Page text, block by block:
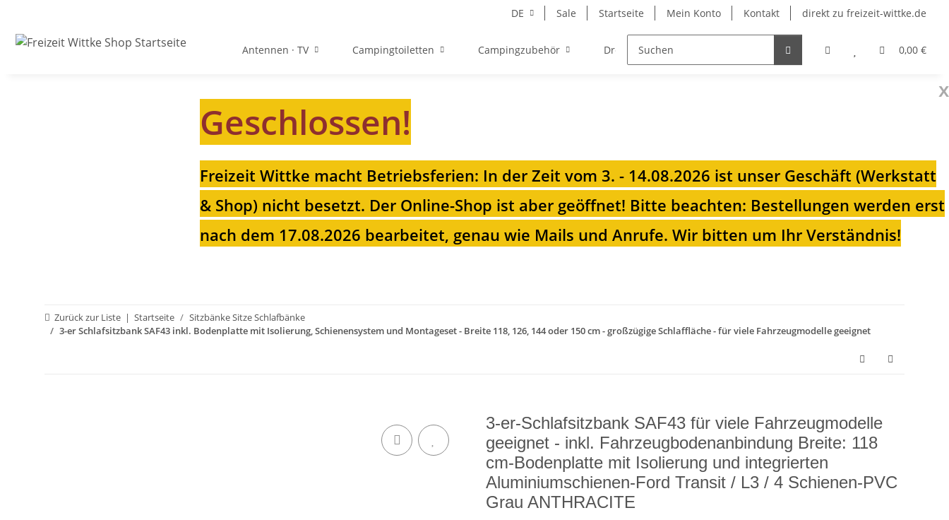
DE Sale Startseite Mein Konto Kontakt direkt zu freizeit-wittke.de
0,00 €
Antennen · TV Campingtoiletten Campingzubehör Drehkonsolen Heizungen für Ihren
x
Geschlossen!
Freizeit Wittke macht Betriebsferien: In der Zeit vom 3. - 14.08.2026 ist unser Geschäft (Werkstatt
& Shop) nicht besetzt. Der Online-Shop ist aber geöffnet! Bitte beachten: Bestellungen werden erst
nach dem 17.08.2026 bearbeitet, genau wie Mails und Anrufe. Wir bitten um Ihr Verständnis!
Zurück zur Liste Startseite
Sitzbänke Sitze Schlafbänke
3-er Schlafsitzbank SAF43 inkl. Bodenplatte mit Isolierung, Schienensystem und Montageset - Breite 118, 126, 144 oder 150 cm - großzügige Schlaffläche - für viele Fahrzeugmodelle geeignet
3-er-Schlafsitzbank SAF43 für viele Fahrzeugmodelle
geeignet - inkl. Fahrzeugbodenanbindung Breite: 118
cm-Bodenplatte mit Isolierung und integrierten
Aluminiumschienen-Ford Transit / L3 / 4 Schienen-PVC
Grau ANTHRACITE